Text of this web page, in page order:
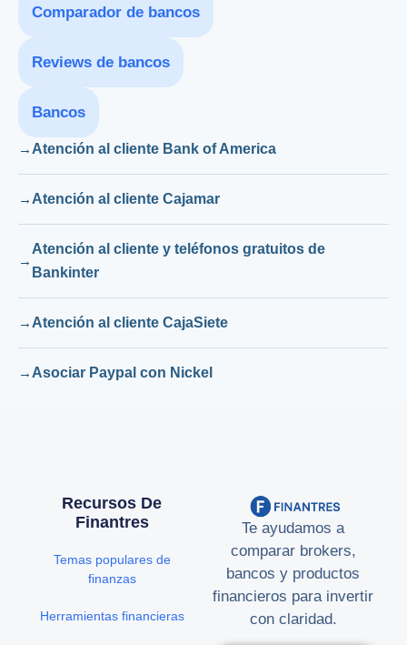
Comparador de bancos
Reviews de bancos
Bancos
Atención al cliente Bank of America
Atención al cliente Cajamar
Atención al cliente y teléfonos gratuitos de
Bankinter
Atención al cliente CajaSiete
Asociar Paypal con Nickel
Te ayudamos a
comparar brokers,
bancos y productos
financieros para invertir
con claridad.
Recursos De
Finantres
Temas populares de
finanzas
Herramientas financieras